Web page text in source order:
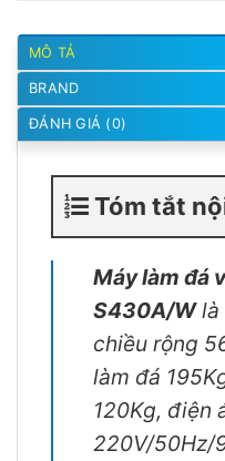
MÔ TẢ
BRAND
ĐÁNH GIÁ (0)
Tóm tắt
Máy làm đá
S430A/Wlà
chiều rộng
làm đá
120Kg, điện
220V/50Hz/